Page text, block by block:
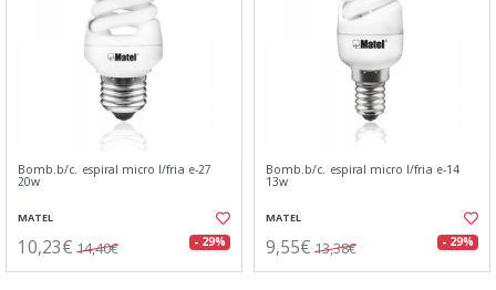
Bomb.b/c. espiral micro l/fria e-27
20w
MATEL
10,23€ 14,40€ - 29%
Bomb.b/c. espiral micro l/fria e-14
13w
MATEL
9,55€ 13,38€ - 29%